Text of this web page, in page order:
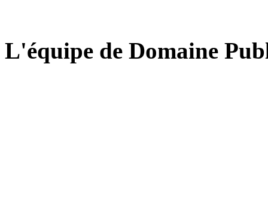
L'équipe de Domaine